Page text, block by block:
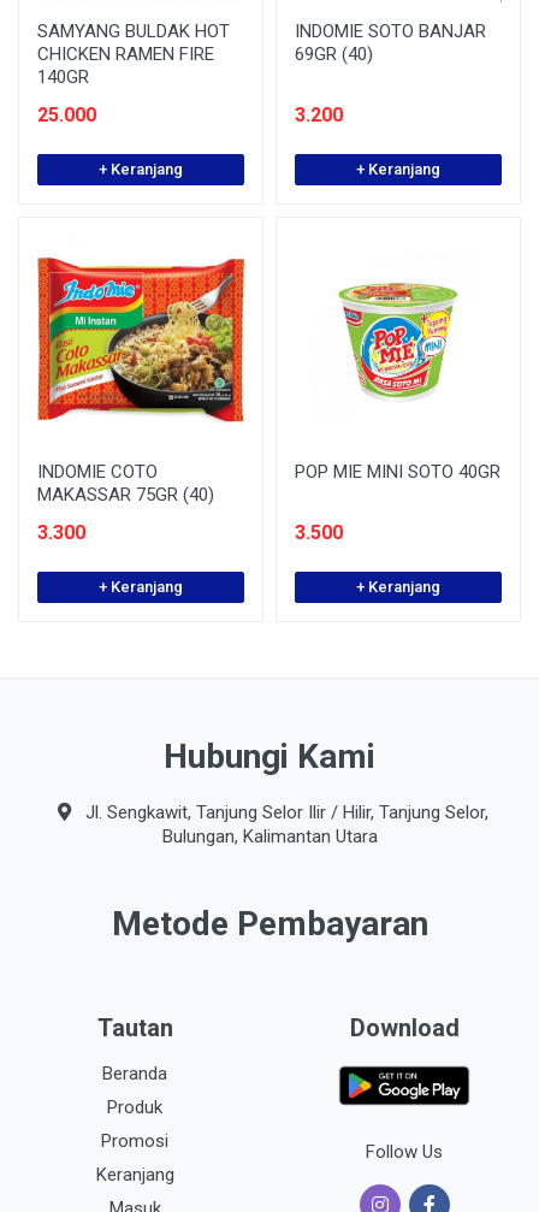
SAMYANG BULDAK HOT
CHICKEN RAMEN FIRE
140GR
25.000
+ Keranjang
INDOMIE SOTO BANJAR
69GR (40)
3.200
+ Keranjang
INDOMIE COTO
MAKASSAR 75GR (40)
3.300
+ Keranjang
POP MIE MINI SOTO 40GR
3.500
+ Keranjang
Hubungi Kami
Jl. Sengkawit, Tanjung Selor Ilir / Hilir, Tanjung Selor,
Bulungan, Kalimantan Utara
Metode Pembayaran
Tautan
Beranda
Produk
Promosi
Keranjang
Download
Follow Us